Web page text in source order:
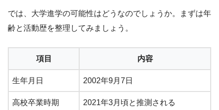
では、大学進学の可能性はどうなのでしょうか。まずは年
齢と活動歴を整理してみましょう。
項目 内容
生年月日 2002年9月7日
高校卒業時期 2021年3月頃と推測される